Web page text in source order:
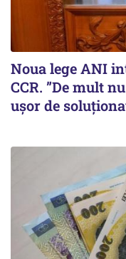
Noua lege ANI
CCR. ”De mult
ușor de